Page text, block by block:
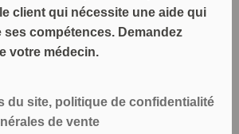
client qui nécessite une aide qui
ses compétences. Demandez
votre médecin.
du site, politique de confidentialité
de vente